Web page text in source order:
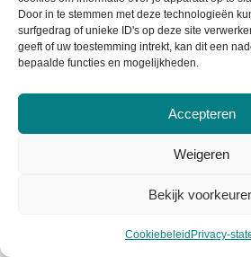
Door in te stemmen met deze technologieën
surfgedrag of unieke ID's op deze site
geeft of uw toestemming intrekt, kan dit een
bepaalde functies en mogelijkheden.
Accepteren
Weigeren
Bekijk
Cookiebeleid Privacy-